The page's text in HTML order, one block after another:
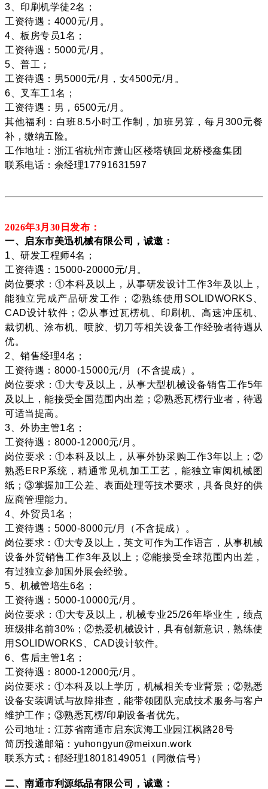
3、印刷机学徒2名；
工资待遇：4000元/月。
4、板房专员1名；
工资待遇：5000元/月。
5、普工；
工资待遇：男5000元/月，女4500元/月。
6、叉车工1名；
工资待遇：男，6500元/月。
其他福利：白班8.5小时工作制，加班另算，每月300元餐
补，缴纳五险。
工作地址：浙江省杭州市萧山区楼塔镇回龙桥楼鑫集团
联系电话：余经理17791631597
2026年3月30 日发布：
一、启东市美迅机械有限公司，诚邀：
1、研发工程师4名；
工资待遇：15000-20000元/月。
岗位要求：①本科及以上，从事研发设计工作3年及以上，
能独立完成产品研发工作；②熟练使用SOLIDWORKS、
CAD设计软件；②从事过瓦楞机、印刷机、高速冲压机、
裁切机、涂布机、喷胶、切刀等相关设备工作经验者待遇从
优。
2、销售经理4名；
工资待遇：8000-15000元/月（不含提成）。
岗位要求：①大专及以上，从事大型机械设备销售工作5年
及以上，能接受全国范围内出差；②熟悉瓦楞行业者，待遇
可适当提高。
3、外协主管1名；
工资待遇：8000-12000元/月。
岗位要求：①本科及以上，从事外协采购工作3年以上；②
熟悉ERP系统，精通常见机加工工艺，能独立审阅机械图
纸；③掌握加工公差、表面处理等技术要求，具备良好的供
应商管理能力。
4、外贸员1名；
工资待遇：5000-8000元/月（不含提成）。
岗位要求：①大专及以上，英文可作为工作语言，从事机械
设备外贸销售工作3年及以上；②能接受全球范围内出差，
有过独立参加国外展会经验。
5、机械管培生6名；
工资待遇：5000-10000元/月。
岗位要求：①大专及以上，机械专业25/26年毕业生，绩点
班级排名前30%；②热爱机械设计，具有创新意识，熟练使
用SOLIDWORKS、CAD设计软件。
6、售后主管1名；
工资待遇：8000-12000元/月。
岗位要求：①本科及以上学历，机械相关专业背景；②熟悉
设备安装调试与故障排查，能带领团队完成技术服务与客户
维护工作；③熟悉瓦楞/印刷设备者优先。
公司地址：江苏省南通市启东滨海工业园江枫路28号
简历投递邮箱：yuhongyun@meixun.work
联系方式：郁经理18018149051（同微信号）
二、南通市利源纸品有限公司，诚邀：